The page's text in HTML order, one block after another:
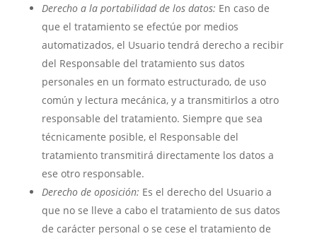
Derecho a la portabilidad de los datos: En caso de
que el tratamiento se efectúe por medios
automatizados, el Usuario tendrá derecho a recibir
del Responsable del tratamiento sus datos
personales en un formato estructurado, de uso
común y lectura mecánica, y a transmitirlos a otro
responsable del tratamiento. Siempre que sea
técnicamente posible, el Responsable del
tratamiento transmitirá directamente los datos a
ese otro responsable.
Derecho de oposición: Es el derecho del Usuario a
que no se lleve a cabo el tratamiento de sus datos
de carácter personal o se cese el tratamiento de